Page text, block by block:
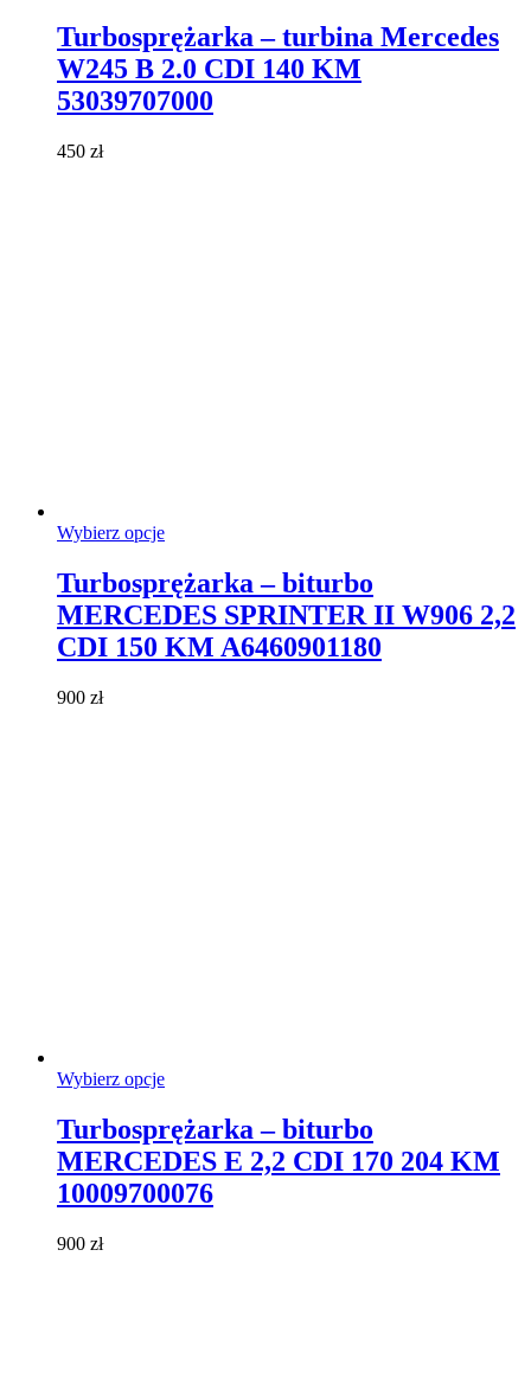
wiele
wariantów.
Opcje
można
Turbosprężarka – turbina Mercedes
W245 B 2.0 CDI 140 KM
53039707000
450 zł
Wybierz opcjeTen
wiele
wariantów.
Opcje
można
Turbosprężarka – biturbo
MERCEDES SPRINTER II W906 2,2
CDI 150 KM A6460901180
900 zł
Wybierz opcjeTen
wiele
wariantów.
Opcje
można
Turbosprężarka – biturbo
MERCEDES E 2,2 CDI 170 204 KM
10009700076
900 zł